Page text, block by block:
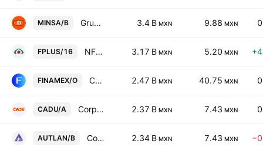
MINSA/B Grupo Minsa SA de CV Class B 3.4 B MXN 9.88 MXN
FPLUS/16 NFD SA de CV 3.17 B MXN 5.20 MXN
FINAMEX/O Casa de Bolsa Finamex SAB de CV Class O 2.47 B MXN 40.75 MXN
CADU/A Corpovael SA de CV Class A 2.37 B MXN 7.43 MXN
AUTLAN/B Compania Minera Autlan SA de CV Class B 2.34 B MXN 7.43 MXN